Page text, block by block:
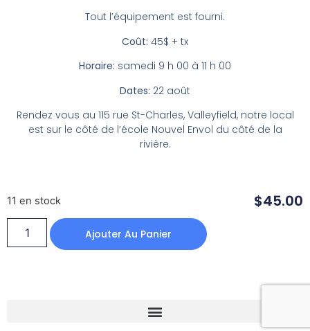
Tout l’équipement est fourni.
Coût: 45$ + tx
Horaire: samedi 9 h 00 à 11 h 00
Dates: 22 août
Rendez vous au 115 rue St-Charles, Valleyfield, notre local
est sur le côté de l’école Nouvel Envol du côté de la
rivière.
11 en stock
Ajouter Au Panier
$45.00